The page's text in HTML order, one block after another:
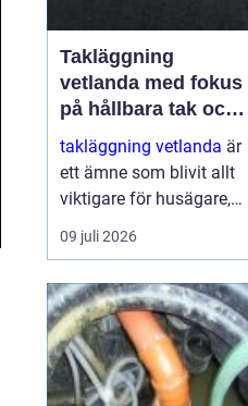
Takläggning
vetlanda med fokus
på hållbara tak och
trygga hus
takläggning vetlanda är
ett ämne som blivit allt
viktigare för husägare,
bostadsrättsföreningar
och fastighetsägare i
skyddar inte bara mot
regn, snö och blåst, utan
påve...
09 juli 2026